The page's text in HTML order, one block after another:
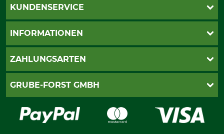
KUNDENSERVICE
Katalogbestellung
INFORMATIONEN
AGB
Widerrufsformular
ZAHLUNGSARTEN
PayPal
Rechnung
Vorkasse
GRUBE-FORST GMBH
Karriere
Über uns